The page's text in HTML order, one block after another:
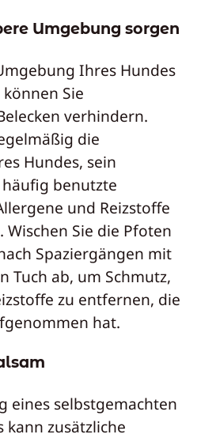
Umgebung sorgen
Ihres Hundes
Sie
verhindern.
die
Hundes, sein
benutzte
und Reizstoffe
Sie die Pfoten
Spaziergängen mit
Tuch ab, um Schmutz,
zu entfernen, die
hat.
eines selbstgemachten
kann zusätzliche